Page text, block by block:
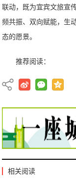
联动，既为宜宾文旅宣
频共振、双向赋能，生
态的愿景。
推荐阅读：
相关阅读